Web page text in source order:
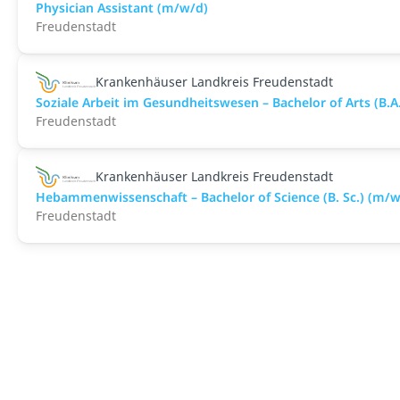
Physician Assistant (m/w/d)
Freudenstadt
Krankenhäuser Landkreis Freudenstadt
Soziale Arbeit im Gesundheitswesen – Bachelor of Arts
Freudenstadt
Krankenhäuser Landkreis Freudenstadt
Hebammenwissenschaft – Bachelor of Science (B. Sc.) (m/
Freudenstadt